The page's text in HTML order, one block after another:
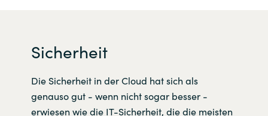
Sicherheit
Die Sicherheit in der Cloud hat sich als
genauso gut - wenn nicht sogar besser -
erwiesen wie die IT-Sicherheit, die die meisten